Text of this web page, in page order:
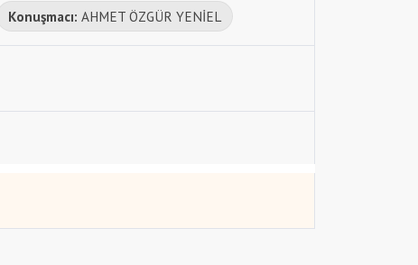
Konuşmacı: AHMET ÖZGÜR YENİEL